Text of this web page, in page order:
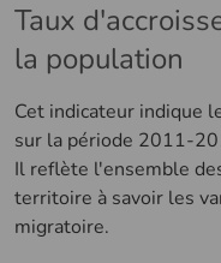
Taux
la population
Cet indicateur indique
sur la période 2011-
Il reflète l'ensemble
territoire à savoir les
migratoire.